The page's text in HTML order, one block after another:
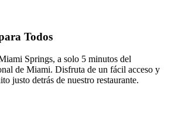
Todos
Springs, a solo 5 minutos del
de Miami. Disfruta de un fácil acceso y
justo detrás de nuestro restaurante.